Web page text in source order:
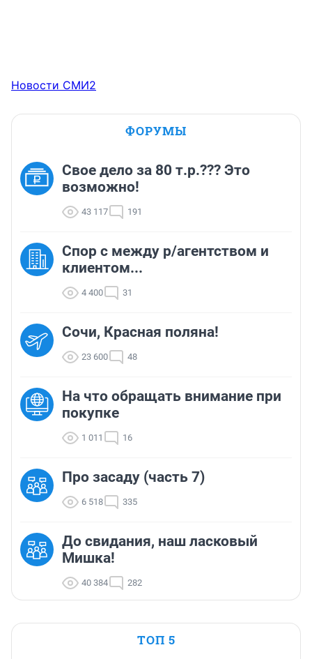
Новости СМИ2
ФОРУМЫ
Свое дело за 80 т.р.??? Это
возможно!
43 117 191
Спор с между р/агентством и
клиентом...
4 400 31
Сочи, Красная поляна!
23 600 48
На что обращать внимание при
покупке
1 011 16
Про засаду (часть 7)
6 518 335
До свидания, наш ласковый
Мишка!
40 384 282
ТОП 5